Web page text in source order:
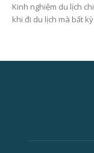
Kinh nghiệm du lịch
khi đi du lịch mà bất